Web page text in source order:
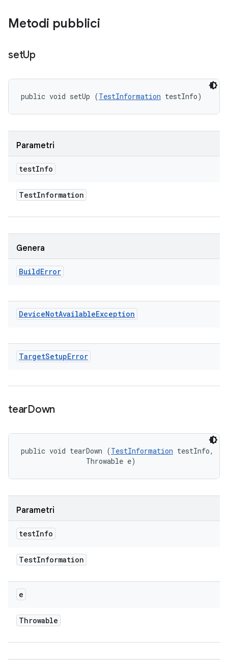
Metodi pubblici
setUp
public void setUp (TestInformation testInfo)
Parametri
testInfo
TestInformation
Genera
BuildError
DeviceNotAvailableException
TargetSetupError
tearDown
public void tearDown (TestInformation testInfo,
                Throwable e)
Parametri
testInfo
TestInformation
e
Throwable